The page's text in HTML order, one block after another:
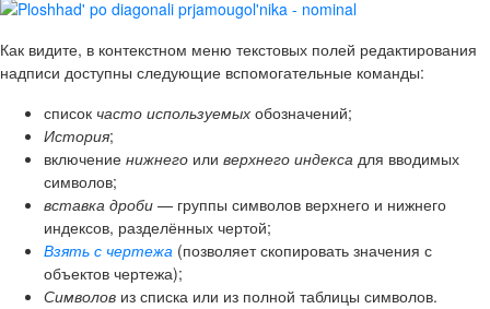
Как видите, в контекстном меню текстовых полей редактирования
надписи доступны следующие вспомогательные команды:
список часто используемых обозначений;
История;
включение нижнего или верхнего индекса для вводимых
символов;
вставка дроби — группы символов верхнего и нижнего
индексов, разделённых чертой;
Взять с чертежа (позволяет скопировать значения с
объектов чертежа);
Символов из списка или из полной таблицы символов.